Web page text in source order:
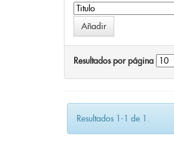
Resultados por página
Resultados 1-1 de 1.